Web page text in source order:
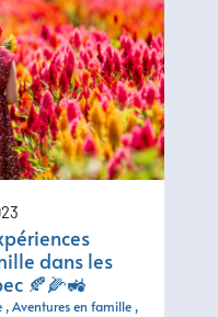
dans les
🍂🌽🚜
Aventures en famille